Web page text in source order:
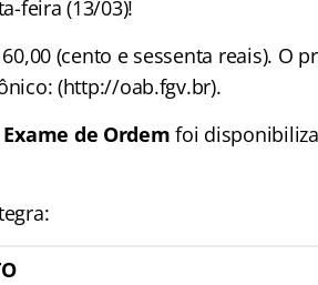
feira (13/03)!
(cento e sessenta reais). O
(http://oab.fgv.br).
de Ordemfoi